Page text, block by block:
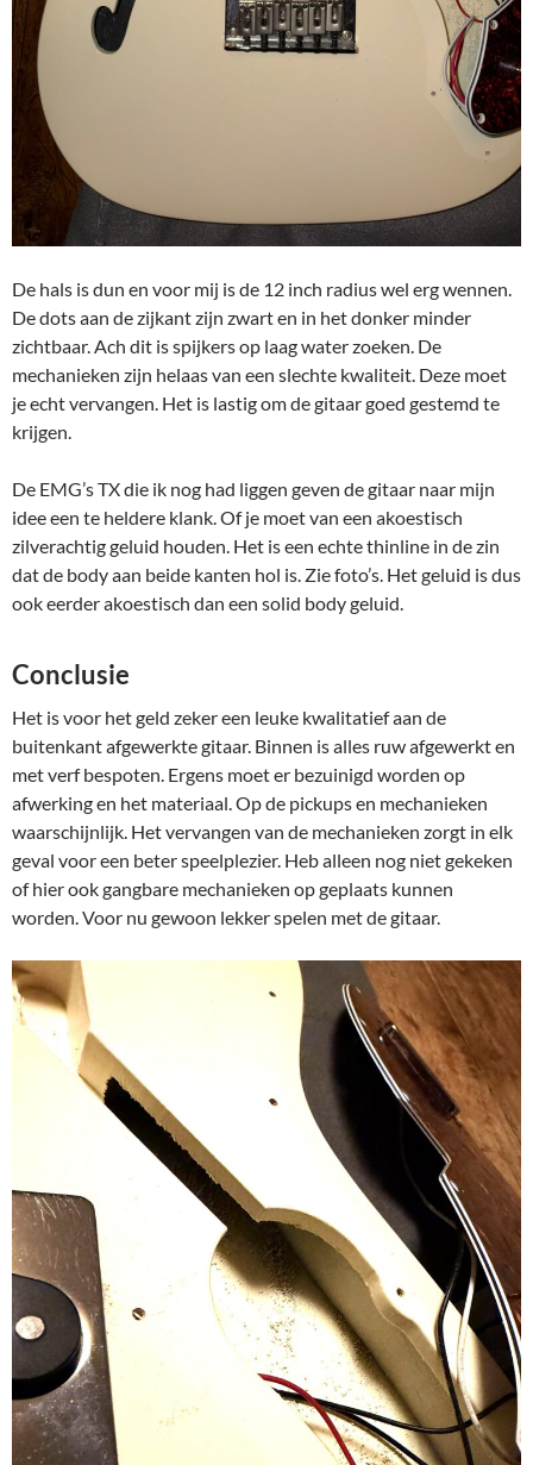
De hals is dun en voor mij is de 12 inch radius wel erg wennen.
De dots aan de zijkant zijn zwart en in het donker minder
zichtbaar. Ach dit is spijkers op laag water zoeken. De
mechanieken zijn helaas van een slechte kwaliteit. Deze moet
je echt vervangen. Het is lastig om de gitaar goed gestemd te
krijgen.
De EMG’s TX die ik nog had liggen geven de gitaar naar mijn
idee een te heldere klank. Of je moet van een akoestisch
zilverachtig geluid houden. Het is een echte thinline in de zin
dat de body aan beide kanten hol is. Zie foto’s. Het geluid is dus
ook eerder akoestisch dan een solid body geluid.
Conclusie
Het is voor het geld zeker een leuke kwalitatief aan de
buitenkant afgewerkte gitaar. Binnen is alles ruw afgewerkt en
met verf bespoten. Ergens moet er bezuinigd worden op
afwerking en het materiaal. Op de pickups en mechanieken
waarschijnlijk. Het vervangen van de mechanieken zorgt in elk
geval voor een beter speelplezier. Heb alleen nog niet gekeken
of hier ook gangbare mechanieken op geplaats kunnen
worden. Voor nu gewoon lekker spelen met de gitaar.